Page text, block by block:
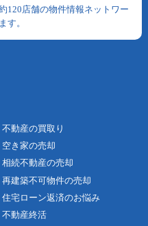
120店舗の物件情報ネットワー
す。
不動産の買取り
空き家の売却
相続不動産の売却
再建築不可物件の売却
住宅ローン返済のお悩み
不動産終活